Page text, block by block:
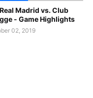
Madrid vs. Club
- Game Highlights
02, 2019